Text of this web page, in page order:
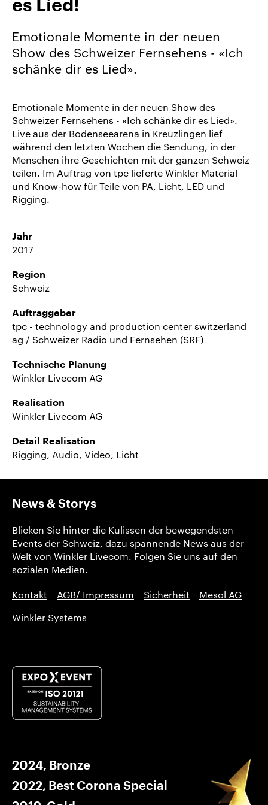
uns
Referenz-
Index
Storys
EN
es Lied!
Emotionale Momente in der neuen
Show des Schweizer Fernsehens - «Ich
schänke dir es Lied».
Emotionale Momente in der neuen Show des
Schweizer Fernsehens - «Ich schänke dir es Lied».
Live aus der Bodenseearena in Kreuzlingen lief
während den letzten Wochen die Sendung, in der
Menschen ihre Geschichten mit der ganzen Schweiz
teilen. Im Auftrag von tpc lieferte Winkler Material
und Know-how für Teile von PA, Licht, LED und
Rigging.
Jahr
2017
Region
Schweiz
Auftraggeber
tpc - technology and production center switzerland
ag / Schweizer Radio und Fernsehen (SRF)
Technische Planung
Winkler Livecom AG
Realisation
Winkler Livecom AG
Detail Realisation
Rigging, Audio, Video, Licht
News & Storys
Blicken Sie hinter die Kulissen der bewegendsten
Events der Schweiz, dazu spannende News aus der
Welt von Winkler Livecom. Folgen Sie uns auf den
sozialen Medien.
Kontakt AGB/ Impressum Sicherheit
Mesol AG
Winkler Systems
2024, Bronze
2022, Best Corona Special